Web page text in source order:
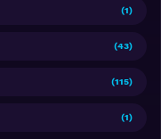
(1)
(43)
(115)
(1)